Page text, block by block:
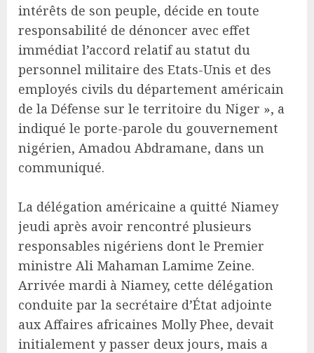
intérêts de son peuple, décide en toute
responsabilité de dénoncer avec effet
immédiat l’accord relatif au statut du
personnel militaire des Etats-Unis et des
employés civils du département américain
de la Défense sur le territoire du Niger », a
indiqué le porte-parole du gouvernement
nigérien, Amadou Abdramane, dans un
communiqué.
La délégation américaine a quitté Niamey
jeudi après avoir rencontré plusieurs
responsables nigériens dont le Premier
ministre Ali Mahaman Lamime Zeine.
Arrivée mardi à Niamey, cette délégation
conduite par la secrétaire d’État adjointe
aux Affaires africaines Molly Phee, devait
initialement y passer deux jours, mais a